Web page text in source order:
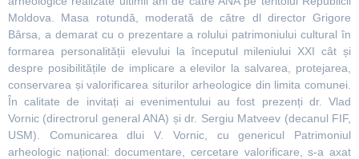
Moldova. Masa rotundă, moderată de către dl director Grigore
Bârsa, a demarat cu o prezentare a rolului patrimoniului cultural în
formarea personalității elevului la începutul mileniului XXI cât și
despre posibilitățile de implicare a elevilor la salvarea, protejarea,
conservarea și valorificarea siturilor arheologice din limita comunei.
În calitate de invitați ai evenimentului au fost prezenți dr. Vlad
Vornic (directrorul general ANA) și dr. Sergiu Matveev (decanul FIF,
USM). Comunicarea dlui V. Vornic, cu genericul Patrimoniul
arheologic național: documentare, cercetare valorificare, s-a axat